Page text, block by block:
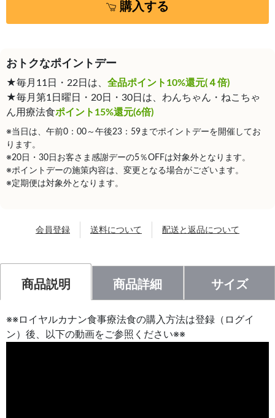
購入する
おトクなポイントデー
★毎月11日・22日は、 全品ポイント10%還元(４倍)
★毎月第1日曜日・20日・30日は、わんちゃん・ねこちゃ
ん用療法食ポイント15%還元(6倍)
※当日は、午前0：00～午後23：59までポイントデーを開催してお
ります。
※20日・30日お客さま感謝デーの5％OFFは対象外となります。
※ポイントデーの施策内容は、変更となる場合がございます。
※定期便は対象外となります。
会員登録 送料について 配送と返品について
商品説明 商品詳細 サイズ
※※ロイヤルカナン食事療法食の購入方法は登録（ログイ
ン）後、以下の動画をご参照ください※※